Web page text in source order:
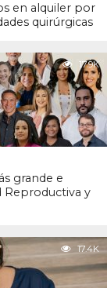
en alquiler por
quirúrgicas
17.9K
grande e
y
17.4K